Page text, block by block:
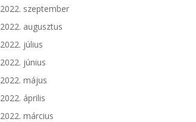
2022. szeptember
2022. augusztus
2022. július
2022. június
2022. május
2022. április
2022. március